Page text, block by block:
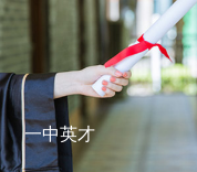
一中英才